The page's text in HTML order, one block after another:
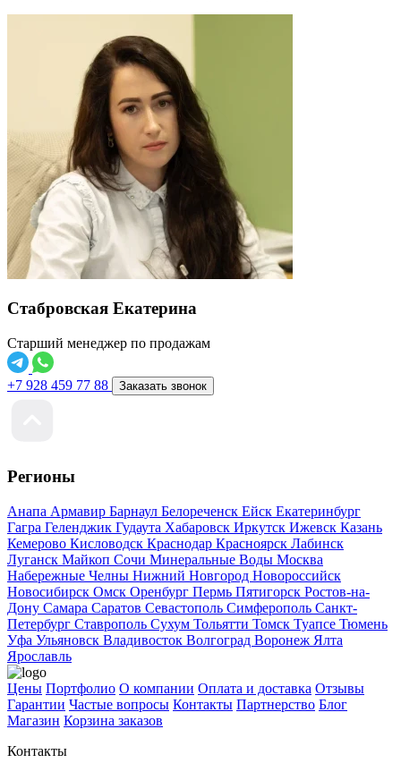
Стабровская Екатерина
Старший менеджер по продажам
+7 928 459 77 88 Заказать звонок
Регионы
Анапа Армавир Барнаул Белореченск Ейск Екатеринбург
Гагра Геленджик Гудаута Хабаровск Иркутск Ижевск Казань
Кемерово Кисловодск Краснодар Красноярск Лабинск
Луганск Майкоп Сочи Минеральные Воды Москва
Набережные Челны Нижний Новгород Новороссийск
Новосибирск Омск Оренбург Пермь Пятигорск Ростов-на-
Дону Самара Саратов Севастополь Симферополь Санкт-
Петербург Ставрополь Сухум Тольятти Томск Туапсе Тюмень
Уфа Ульяновск Владивосток Волгоград Воронеж Ялта
Ярославль
Цены Портфолио О компании Оплата и доставка Отзывы
Гарантии Частые вопросы Контакты Партнерство Блог
Магазин Корзина заказов
Контакты